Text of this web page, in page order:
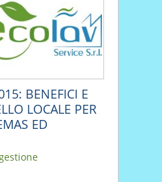
BENEFICI E
LOCALE PER
ED